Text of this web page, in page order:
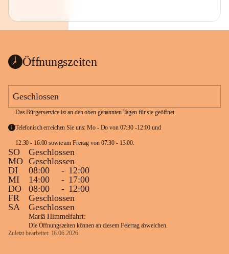
Öffnungszeiten
Geschlossen
Das Bürgerservice ist an den oben genannten Tagen für sie geöffnet
Telefonisch erreichen Sie uns: Mo - Do von 07:30 -12:00 und
SO
Geschlossen
MO Geschlossen
DI
08:00 - 12:00
MI
14:00 - 17:00
DO
08:00 - 12:00
FR
Geschlossen
SA
Geschlossen
Mariä Himmelfahrt:
Die Öffnungszeiten können an diesem Feiertag abweichen.
Zuletzt bearbeitet: 16.06.2026